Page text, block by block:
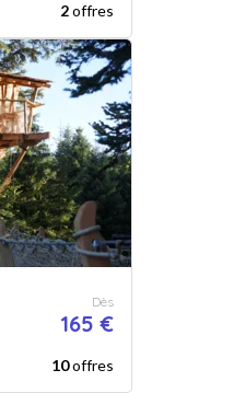
2offres
Dès
165 €
10offres